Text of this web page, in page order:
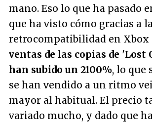
mano. Eso lo que ha pasado
que ha visto cómo gracias a la
retrocompatibilidad en Xbox
ventas de las copias de 'Lost
han subido un 2100%, lo que
se han vendido a un ritmo
mayor al habitual. El precio
variado mucho, y dado que